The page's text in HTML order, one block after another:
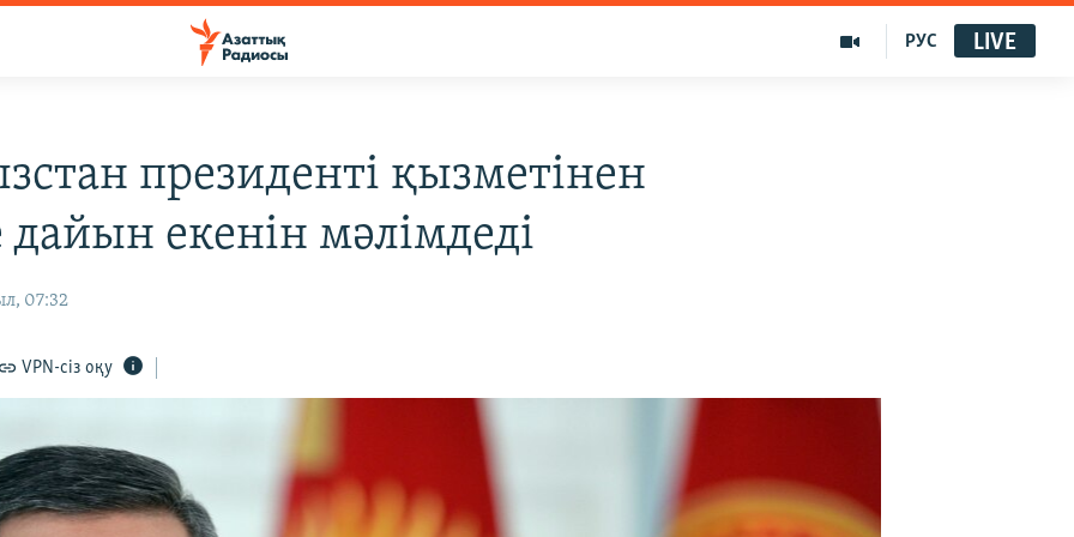
РУС LIVE
президенті қызметінен
дайын екенін мәлімдеді
07:32
VPN-сіз оқу